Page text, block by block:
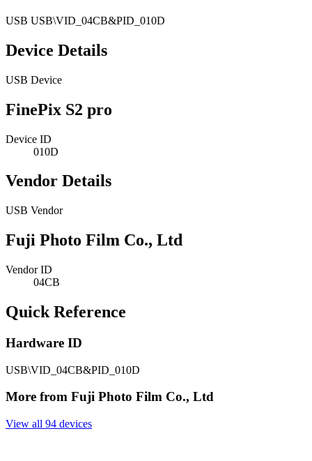
USB USB\VID_04CB&PID_010D
Device Details
USB Device
FinePix S2 pro
Device ID
010D
Vendor Details
USB Vendor
Fuji Photo Film Co., Ltd
Vendor ID
04CB
Quick Reference
Hardware ID
USB\VID_04CB&PID_010D
More from Fuji Photo Film Co., Ltd
View all 94 devices